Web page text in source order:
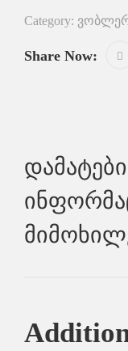
Category:
Share Now: